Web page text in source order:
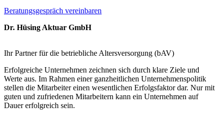
Beratungsgespräch vereinbaren
Dr. Hüsing Aktuar GmbH
Ihr Partner für die betriebliche Altersversorgung (bAV)
Erfolgreiche Unternehmen zeichnen sich durch klare Ziele und
Werte aus. Im Rahmen einer ganzheitlichen Unternehmenspolitik
stellen die Mitarbeiter einen wesentlichen Erfolgsfaktor dar. Nur mit
guten und zufriedenen Mitarbeitern kann ein Unternehmen auf
Dauer erfolgreich sein.